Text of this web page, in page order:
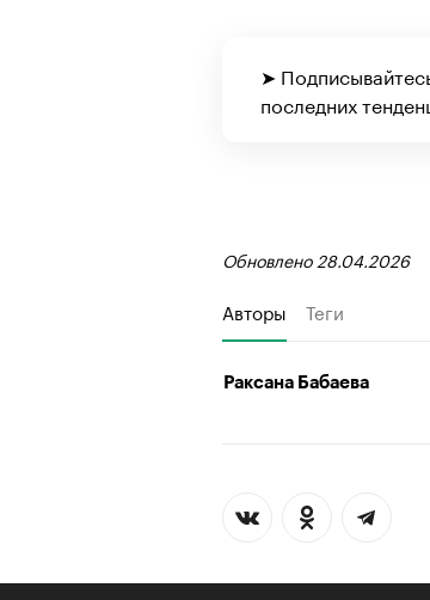
➤
последних
Обновлено 28.04.2026
Авторы Теги
Раксана Бабаева